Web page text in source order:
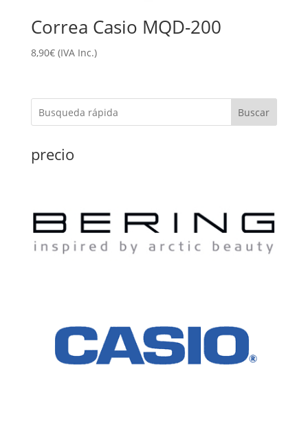
Correa Casio MQD-200
8,90€ (IVA Inc.)
Buscar
precio